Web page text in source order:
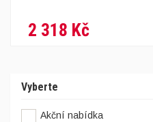
2 318 Kč
Vyberte
Akční nabídka